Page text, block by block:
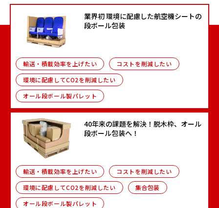
輸送・積載効率を上げたい
コストを削減したい
環境に配慮してCO2を削減したい
オール段ボール製パレット
業界初 環境に配慮した航空機シートの
段ボール包装
輸送・積載効率を上げたい
コストを削減したい
環境に配慮してCO2を削減したい
集合包装
オール段ボール製パレット
40年来の課題を解決！脱木枠、オール
段ボール包装へ！